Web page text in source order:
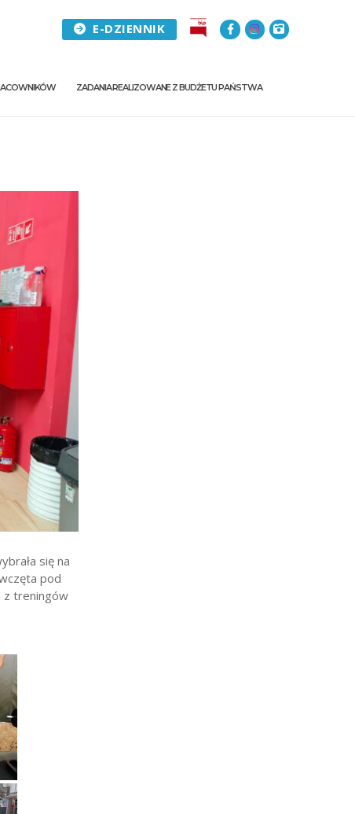
E-DZIENNIK
ZADANIA REALIZOWANE Z BUDŻETU PAŃSTWA
się na
pod
z treningów